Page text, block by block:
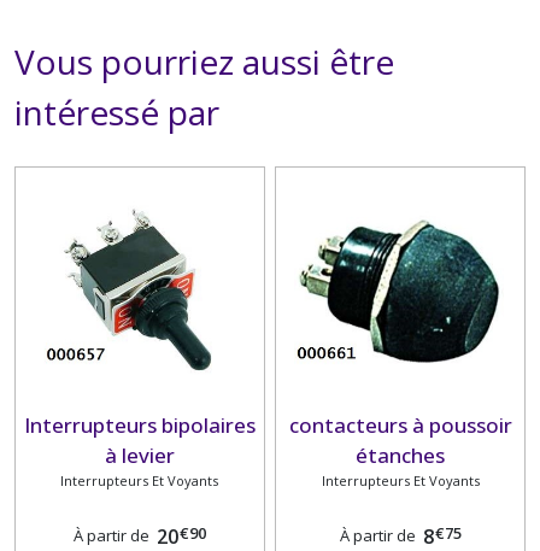
Vous pourriez aussi être
intéressé par
Interrupteurs bipolaires
à levier
Interrupteurs Et Voyants
À partir de 20€90
contacteurs à poussoir
étanches
Interrupteurs Et Voyants
À partir de 8€75